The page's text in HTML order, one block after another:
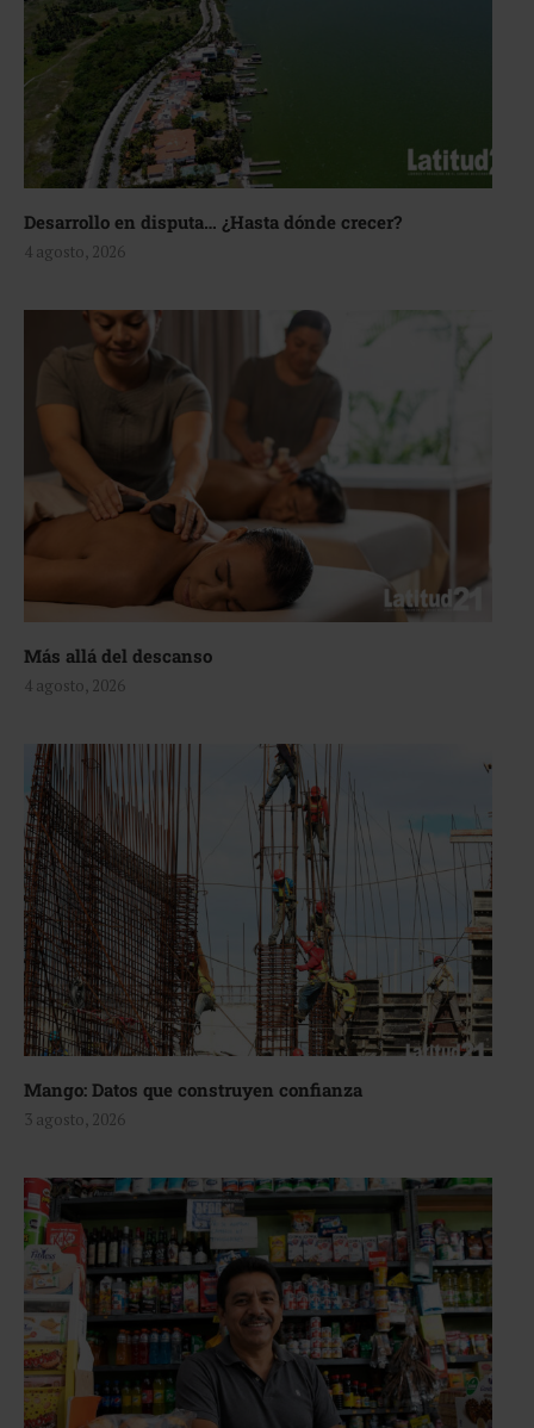
Desarrollo en disputa… ¿Hasta dónde crecer?
4 agosto, 2026
Más allá del descanso
4 agosto, 2026
Mango: Datos que construyen confianza
3 agosto, 2026